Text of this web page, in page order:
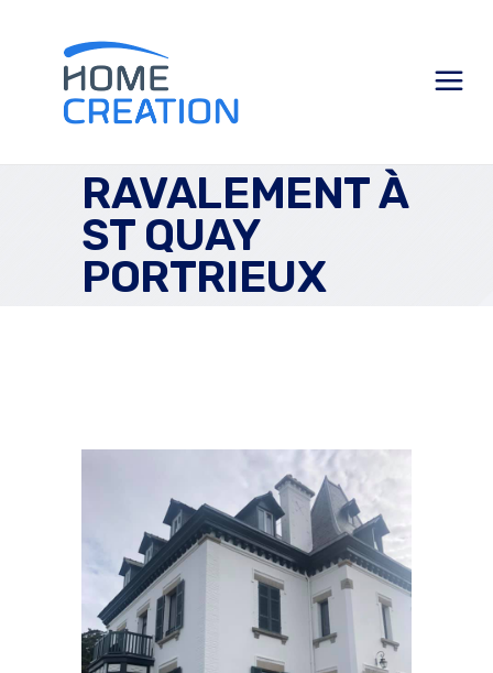
RAVALEMENT À
ST QUAY
PORTRIEUX